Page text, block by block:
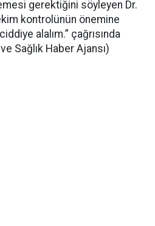
gerektiğini söyleyen Dr.
kontrolünün önemine
alalım.” çağrısında
Sağlık Haber Ajansı)